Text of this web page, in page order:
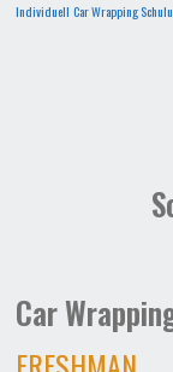
Individuell Car Wrapping
Car